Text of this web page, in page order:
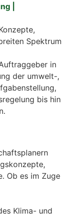
|
Spektrum
in
der umwelt-,
bis hin
Ob es im Zuge
Klima- und